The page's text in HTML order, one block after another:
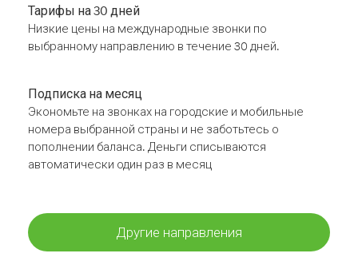
Тарифы на 30 дней
Низкие цены на международные звонки по
выбранному направлению в течение 30 дней.
Подписка на месяц
Экономьте на звонках на городские и мобильные
номера выбранной страны и не заботьтесь о
пополнении баланса. Деньги списываются
автоматически один раз в месяц
Другие направления